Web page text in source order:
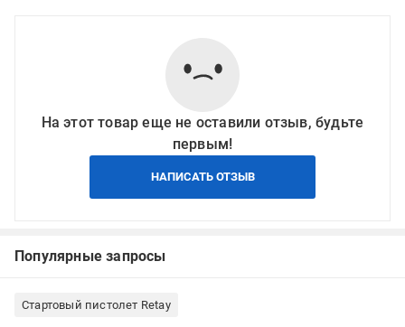
На этот товар еще не оставили отзыв, будьте
первым!
НАПИСАТЬ ОТЗЫВ
Популярные запросы
Стартовый пистолет Retay